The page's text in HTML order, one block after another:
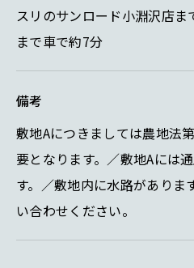
スリのサンロード小淵沢店
まで車で約7分
備考
敷地Aにつきましては農地法
要となります。／敷地Aには
す。／敷地内に水路がありま
い合わせください。